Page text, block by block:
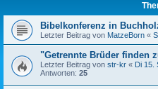
Bibelkonferenz in
Letzter Beitrag von MatzeBorn «
"Getrennte Brüder finden
Letzter Beitrag von str-kr « Di 15.
Antworten: 25